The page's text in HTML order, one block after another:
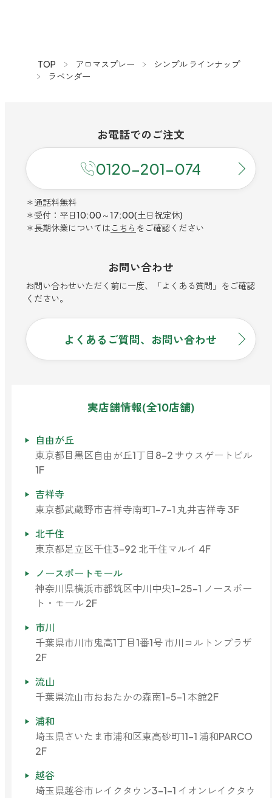
TOP アロマスプレー
シンプル ラインナップ
ラベンダー
お電話でのご注文
0120-201-074
＊通話料無料
＊受付：平日10:00～17:00(土日祝定休)
＊長期休業については こちら をご確認ください
お問い合わせ
お問い合わせいただく前に一度、「よくある質問」をご確認
ください。
よくあるご質問、お問い合わせ
実店舗情報(全10店舗)
自由が丘
東京都目黒区自由が丘1丁目8-2 サウスゲートビル
1F
吉祥寺
東京都武蔵野市吉祥寺南町1-7-1 丸井吉祥寺 3F
北千住
東京都足立区千住3-92 北千住マルイ 4F
ノースポートモール
神奈川県横浜市都筑区中川中央1-25-1 ノースポー
ト・モール 2F
市川
千葉県市川市鬼高1丁目1番1号 市川コルトンプラザ
2F
流山
千葉県流山市おおたかの森南1-5-1 本館2F
浦和
埼玉県さいたま市浦和区東高砂町11-1 浦和PARCO
2F
越谷
埼玉県越谷市レイクタウン3-1-1 イオンレイクタウ